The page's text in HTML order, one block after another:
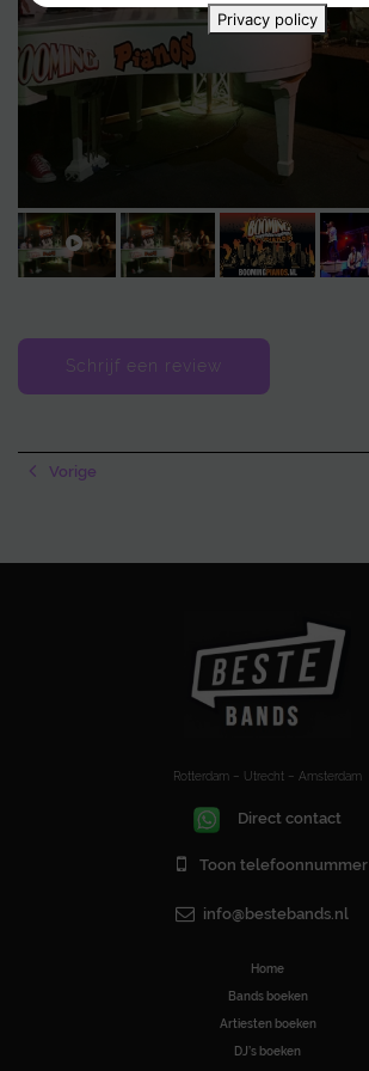
Schrijf een review
Vorige
Rotterdam – Utrecht – Amsterdam
Direct contact
Toon telefoonnummer
info@bestebands.nl
Home
Bands boeken
Artiesten boeken
DJ’s boeken
Privacy policy